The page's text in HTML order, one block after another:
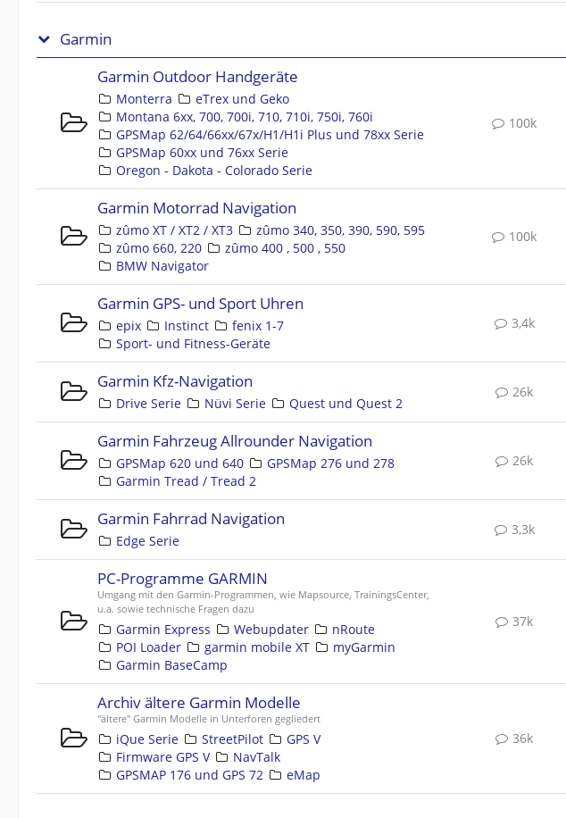
Garmin
Garmin Outdoor Handgeräte
Monterra
eTrex und Geko
Montana 6xx, 700, 700i, 710, 710i, 750i, 760i
GPSMap 62/64/66xx/67x/H1/H1i Plus und 78xx Serie
GPSMap 60xx und 76xx Serie
Oregon - Dakota - Colorado Serie
100k
Garmin Motorrad Navigation
zûmo XT / XT2 / XT3
zûmo 340, 350, 390, 590, 595
zûmo 660, 220
zûmo 400 , 500 , 550
BMW Navigator
100k
Garmin GPS- und Sport Uhren
epix Instinct
fenix 1-7
Sport- und Fitness-Geräte
3,4k
Garmin Kfz-Navigation
Drive Serie Nüvi Serie Quest und Quest 2
26k
Garmin Fahrzeug Allrounder Navigation
GPSMap 620 und 640
GPSMap 276 und 278
Garmin Tread / Tread 2
26k
Garmin Fahrrad Navigation
Edge Serie
3,3k
PC-Programme GARMIN
Umgang mit den Garmin-Programmen, wie Mapsource, TrainingsCenter,
u.a. sowie technische Fragen dazu
Garmin Express Webupdater
nRoute
POI Loader
garmin mobile XT
myGarmin
Garmin BaseCamp
37k
Archiv ältere Garmin Modelle
"ältere" Garmin Modelle in Unterforen gegliedert
iQue Serie StreetPilot
GPS V
Firmware GPS V
NavTalk
GPSMAP 176 und GPS 72
eMap
36k